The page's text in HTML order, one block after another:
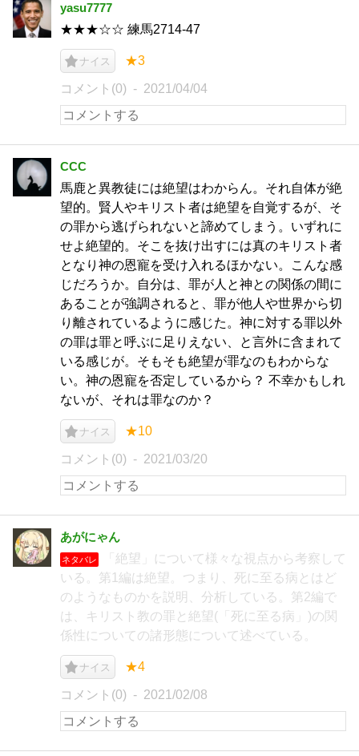
yasu7777
★★★☆☆ 練馬2714-47
ナイス ★3
コメント(0) 2021/04/04
CCC
馬鹿と異教徒には絶望はわからん。それ自体が絶
望的。賢人やキリスト者は絶望を自覚するが、そ
の罪から逃げられないと諦めてしまう。いずれに
せよ絶望的。そこを抜け出すには真のキリスト者
となり神の恩寵を受け入れるほかない。こんな感
じだろうか。自分は、罪が人と神との関係の間に
あることが強調されると、罪が他人や世界から切
り離されているように感じた。神に対する罪以外
の罪は罪と呼ぶに足りえない、と言外に含まれて
いる感じが。そもそも絶望が罪なのもわからな
い。神の恩寵を否定しているから？ 不幸かもしれ
ないが、それは罪なのか？
ナイス ★10
コメント(0) 2021/03/20
あがにゃん
ネタバレ
「絶望」について様々な視点から考察して
いる。第1編は絶望。つまり、死に至る病とはど
のようなものかを説明、分析している。第2編で
は、キリスト教の罪と絶望(「死に至る病」)の関
係性についての諸形態について述べている。
ナイス ★4
コメント(0) 2021/02/08